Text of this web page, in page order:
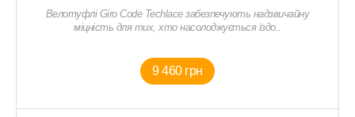
Велотуфлі Giro Code Techlace забезпечують надзвичайну
міцність для тих, хто насолоджується їздо..
9 460 грн